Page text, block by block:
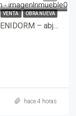
VENTA OBRA NUEVA
PISO EN VENTA PLAYA PONIENTE BENIDORM – abjon05143
hace 4 horas